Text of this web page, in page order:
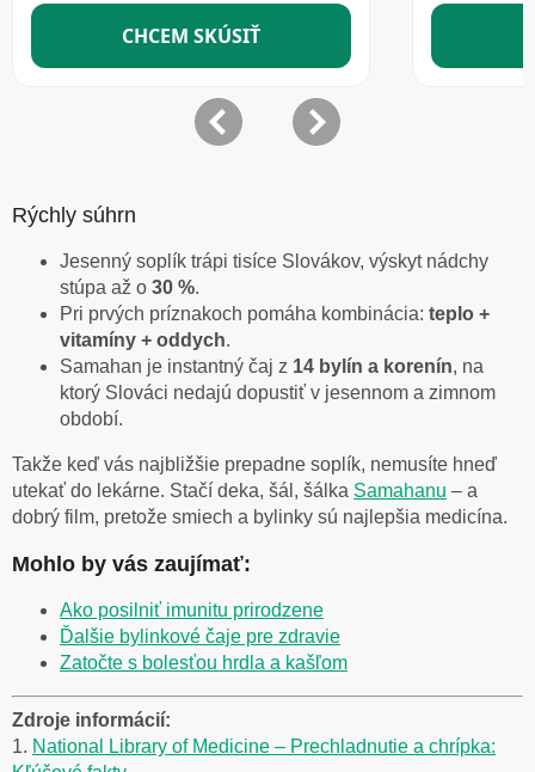
Rýchly súhrn
Jesenný soplík trápi tisíce Slovákov, výskyt nádchy
stúpa až o 30 %.
Pri prvých príznakoch pomáha kombinácia: teplo +
vitamíny + oddych.
Samahan je instantný čaj z 14 bylín a korenín, na
ktorý Slováci nedajú dopustiť v jesennom a zimnom
období.
Takže keď vás najbližšie prepadne soplík, nemusíte hneď
utekať do lekárne. Stačí deka, šál, šálka Samahanu – a
dobrý film, pretože smiech a bylinky sú najlepšia medicína.
Mohlo by vás zaujímať:
Ako posilniť imunitu prirodzene
Ďalšie bylinkové čaje pre zdravie
Zatočte s bolesťou hrdla a kašľom
Zdroje informácií:
1. National Library of Medicine – Prechladnutie a chrípka: